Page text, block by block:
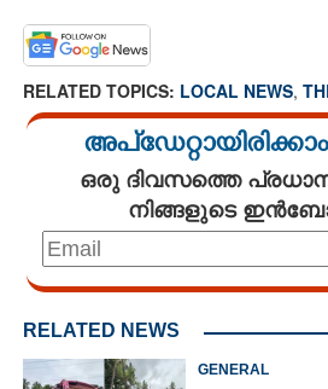
RELATED TOPICS: LOCAL NEWS,
ഒരു ദിവസത്തെ
നിങ്ങളുടെ
RELATED NEWS
GENERAL